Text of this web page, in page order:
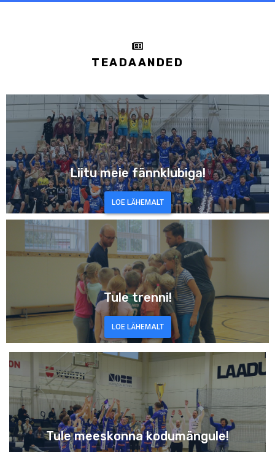
TEADAANDED
Liitu meie fännklubiga!
LOE LÄHEMALT
Tule trenni!
LOE LÄHEMALT
Tule meeskonna kodumängule!